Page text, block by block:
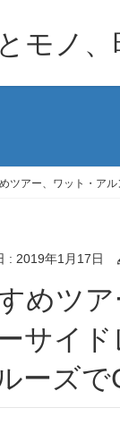
モノ、
ツアー、ワット・ア
: 2019年1月17日
サイ
ーズ